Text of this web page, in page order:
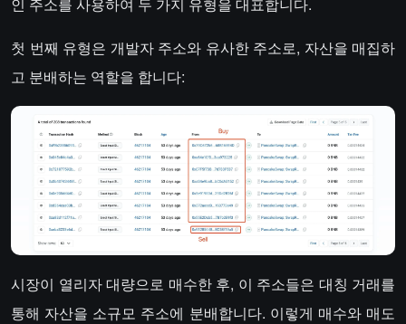
첫 번째 유형은 개발자 주소와 유사한 주소로, 자산을 매집하
고 분배하는 역할을 합니다:
시장이 열리자 대량으로 매수한 후, 이 주소들은 대칭 거래를
통해 자산을 소규모 주소에 분배합니다. 이렇게 매수와 매도